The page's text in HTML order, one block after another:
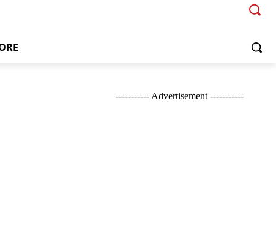
----------- Advertisement -----------